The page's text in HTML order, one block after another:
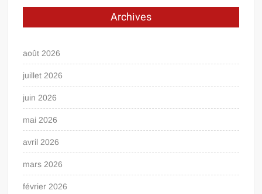
Archives
août 2026
juillet 2026
juin 2026
mai 2026
avril 2026
mars 2026
février 2026